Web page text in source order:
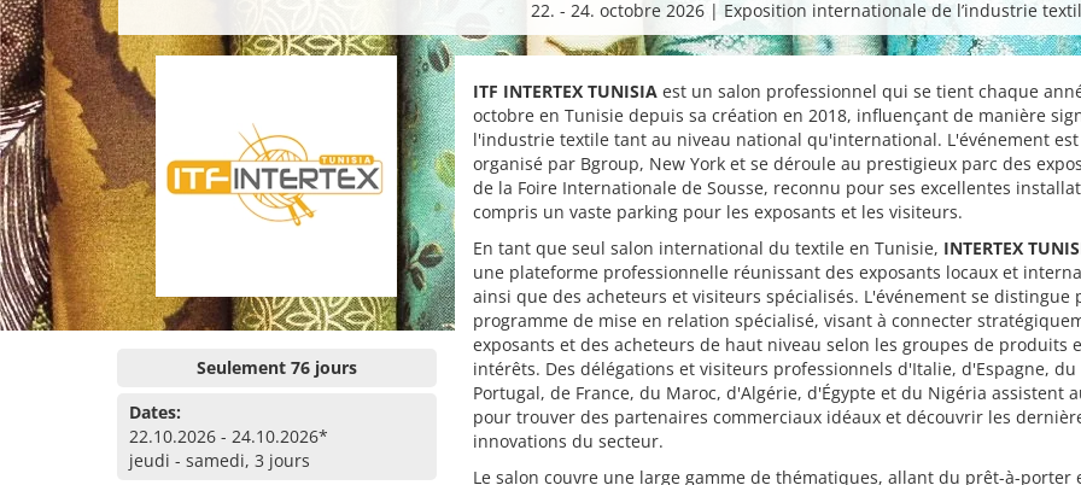
22. - 24. octobre 2026 | Exposition internationale de l’industrie
Seulement 76 jours
Dates:
22.10.2026 - 24.10.2026*
jeudi - samedi, 3 jours
ITF INTERTEX TUNISIAest un salon professionnel qui se tient chaque
octobre en Tunisie depuis sa création en 2018, influençant de manière
l'industrie textile tant au niveau national qu'international. L'événement est
organisé par Bgroup, New York et se déroule au prestigieux parc des
de la Foire Internationale de Sousse, reconnu pour ses excellentes
compris un vaste parking pour les exposants et les visiteurs.
En tant que seul salon international du textile en Tunisie, INTERTEX
une plateforme professionnelle réunissant des exposants locaux et
ainsi que des acheteurs et visiteurs spécialisés. L'événement se distingue
programme de mise en relation spécialisé, visant à connecter
exposants et des acheteurs de haut niveau selon les groupes de produits
intérêts. Des délégations et visiteurs professionnels d'Italie, d'Espagne, du
Portugal, de France, du Maroc, d'Algérie, d'Égypte et du Nigéria assistent
pour trouver des partenaires commerciaux idéaux et découvrir les
innovations du secteur.
Le salon couvre une large gamme de thématiques, allant du prêt-à-porter